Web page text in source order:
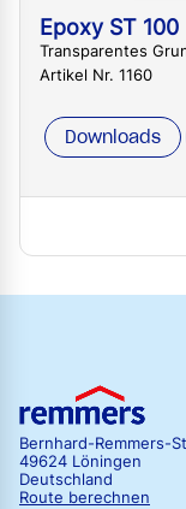
Epoxy ST 100
Transparentes
Artikel Nr. 1160
Downloads
Bernhard-Remmers-
49624 Löningen
Deutschland
Route berechnen